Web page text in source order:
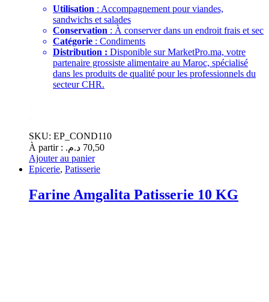
Utilisation : Accompagnement pour viandes,
sandwichs et salades
Conservation : À conserver dans un endroit frais et sec
Catégorie : Condiments
Distribution : Disponible sur MarketPro.ma, votre
partenaire grossiste alimentaire au Maroc, spécialisé
dans les produits de qualité pour les professionnels du
secteur CHR.
SKU: EP_COND110
À partir :
70,50 د.م.
Ajouter au panier
Epicerie, Patisserie
Farine Amgalita Patisserie 10 KG